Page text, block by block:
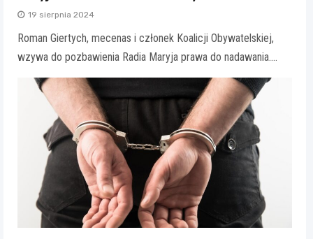
19 sierpnia 2024
Roman Giertych, mecenas i członek Koalicji Obywatelskiej,
wzywa do pozbawienia Radia Maryja prawa do nadawania.…